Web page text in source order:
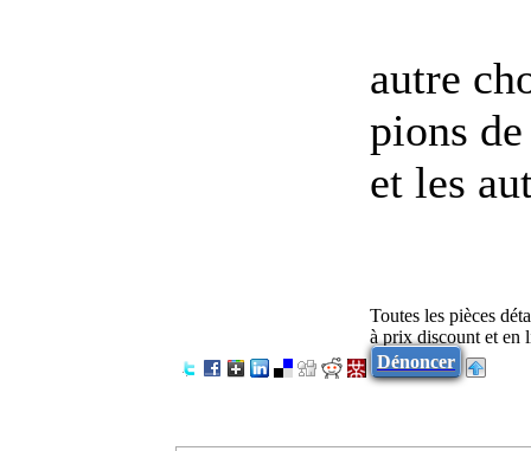
autre
pions
et les
Toutes les pièces
à prix discount et
Dénoncer